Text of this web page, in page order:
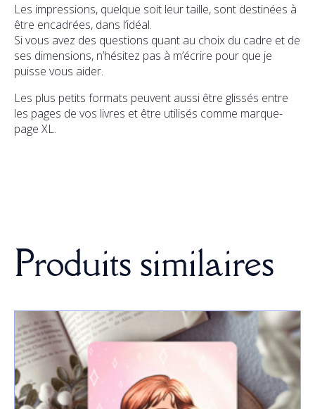
Les impressions, quelque soit leur taille, sont destinées à
être encadrées, dans l’idéal.
Si vous avez des questions quant au choix du cadre et de
ses dimensions, n’hésitez pas à m’écrire pour que je
puisse vous aider.
Les plus petits formats peuvent aussi être glissés entre
les pages de vos livres et être utilisés comme marque-
page XL.
Produits similaires